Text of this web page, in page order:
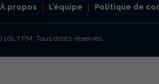
À propos L’équipe Politique de
101,7 FM. Tous droits réservés.